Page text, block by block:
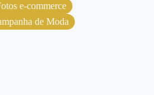
e-commerce
de Moda